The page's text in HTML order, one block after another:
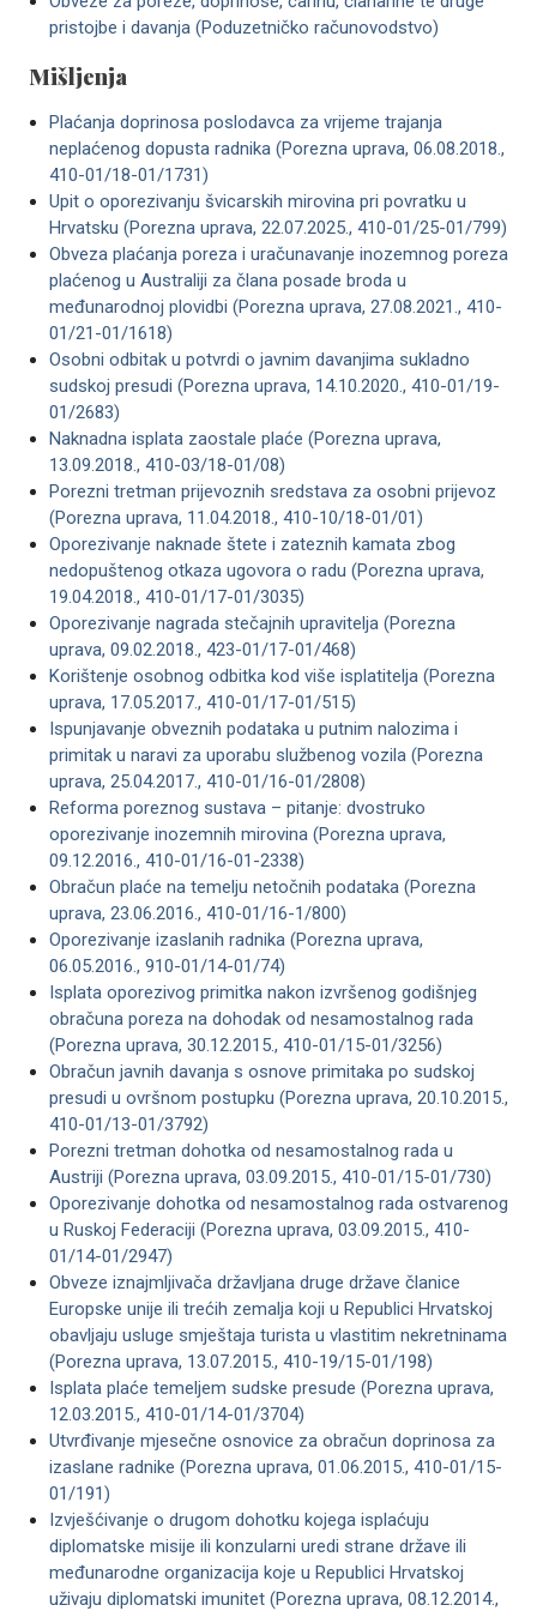
pristojbe i davanja (Poduzetničko računovodstvo)
Mišljenja
Plaćanja doprinosa poslodavca za vrijeme trajanja
neplaćenog dopusta radnika (Porezna uprava, 06.08.2018.,
410-01/18-01/1731)
Upit o oporezivanju švicarskih mirovina pri povratku u
Hrvatsku (Porezna uprava, 22.07.2025., 410-01/25-01/799)
Obveza plaćanja poreza i uračunavanje inozemnog poreza
plaćenog u Australiji za člana posade broda u
međunarodnoj plovidbi (Porezna uprava, 27.08.2021., 410-
01/21-01/1618)
Osobni odbitak u potvrdi o javnim davanjima sukladno
sudskoj presudi (Porezna uprava, 14.10.2020., 410-01/19-
01/2683)
Naknadna isplata zaostale plaće (Porezna uprava,
13.09.2018., 410-03/18-01/08)
Porezni tretman prijevoznih sredstava za osobni prijevoz
(Porezna uprava, 11.04.2018., 410-10/18-01/01)
Oporezivanje naknade štete i zateznih kamata zbog
nedopuštenog otkaza ugovora o radu (Porezna uprava,
19.04.2018., 410-01/17-01/3035)
Oporezivanje nagrada stečajnih upravitelja (Porezna
uprava, 09.02.2018., 423-01/17-01/468)
Korištenje osobnog odbitka kod više isplatitelja (Porezna
uprava, 17.05.2017., 410-01/17-01/515)
Ispunjavanje obveznih podataka u putnim nalozima i
primitak u naravi za uporabu službenog vozila (Porezna
uprava, 25.04.2017., 410-01/16-01/2808)
Reforma poreznog sustava – pitanje: dvostruko
oporezivanje inozemnih mirovina (Porezna uprava,
09.12.2016., 410-01/16-01-2338)
Obračun plaće na temelju netočnih podataka (Porezna
uprava, 23.06.2016., 410-01/16-1/800)
Oporezivanje izaslanih radnika (Porezna uprava,
06.05.2016., 910-01/14-01/74)
Isplata oporezivog primitka nakon izvršenog godišnjeg
obračuna poreza na dohodak od nesamostalnog rada
(Porezna uprava, 30.12.2015., 410-01/15-01/3256)
Obračun javnih davanja s osnove primitaka po sudskoj
presudi u ovršnom postupku (Porezna uprava, 20.10.2015.,
410-01/13-01/3792)
Porezni tretman dohotka od nesamostalnog rada u
Austriji (Porezna uprava, 03.09.2015., 410-01/15-01/730)
Oporezivanje dohotka od nesamostalnog rada ostvarenog
u Ruskoj Federaciji (Porezna uprava, 03.09.2015., 410-
01/14-01/2947)
Obveze iznajmljivača državljana druge države članice
Europske unije ili trećih zemalja koji u Republici Hrvatskoj
obavljaju usluge smještaja turista u vlastitim nekretninama
(Porezna uprava, 13.07.2015., 410-19/15-01/198)
Isplata plaće temeljem sudske presude (Porezna uprava,
12.03.2015., 410-01/14-01/3704)
Utvrđivanje mjesečne osnovice za obračun doprinosa za
izaslane radnike (Porezna uprava, 01.06.2015., 410-01/15-
01/191)
Izvješćivanje o drugom dohotku kojega isplaćuju
diplomatske misije ili konzularni uredi strane države ili
međunarodne organizacija koje u Republici Hrvatskoj
uživaju diplomatski imunitet (Porezna uprava, 08.12.2014.,